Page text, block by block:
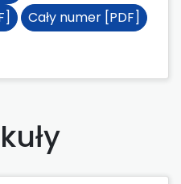
Cały numer [PDF]